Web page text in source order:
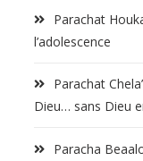
Parachat
l’adolescence
Parachat
Dieu… sans Dieu
Paracha